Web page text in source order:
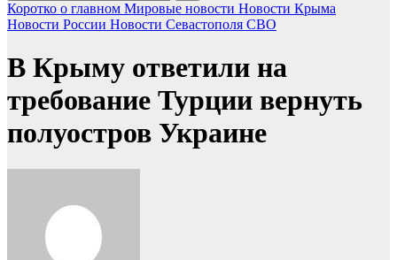
Коротко о главном Мировые новости Новости Крыма
Новости России Новости Севастополя СВО
В Крыму ответили на
требование Турции вернуть
полуостров Украине